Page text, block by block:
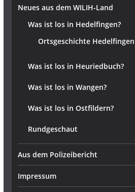
Neues aus dem WILIH-Land
Was ist los in Hedelfingen?
Ortsgeschichte Hedelfingen
Was ist los in Heuriedbuch?
Was ist los in Wangen?
Was ist los in Ostfildern?
Rundgeschaut
Aus dem Polizeibericht
Impressum